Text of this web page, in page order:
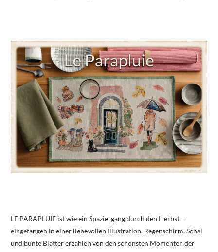
LE PARAPLUIE ist wie ein Spaziergang durch den Herbst –
eingefangen in einer liebevollen Illustration. Regenschirm, Schal
und bunte Blätter erzählen von den schönsten Momenten der